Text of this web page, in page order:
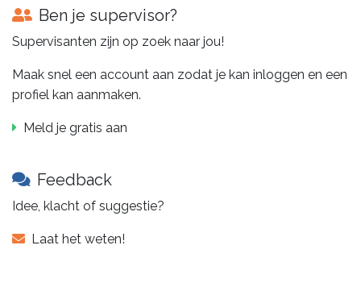
Ben je supervisor?
Supervisanten zijn op zoek naar jou!
Maak snel een account aan zodat je kan inloggen en een
profiel kan aanmaken.
Meld je gratis aan
Feedback
Idee, klacht of suggestie?
Laat het weten!